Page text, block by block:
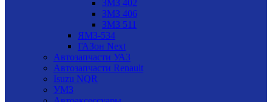
ЗМЗ 402
ЗМЗ 406
ЗМЗ 511
ЯМЗ-534
ГАЗон Next
Автозапчасти УАЗ
Автозапчасти Renault
Isuzu NQR
УМЗ